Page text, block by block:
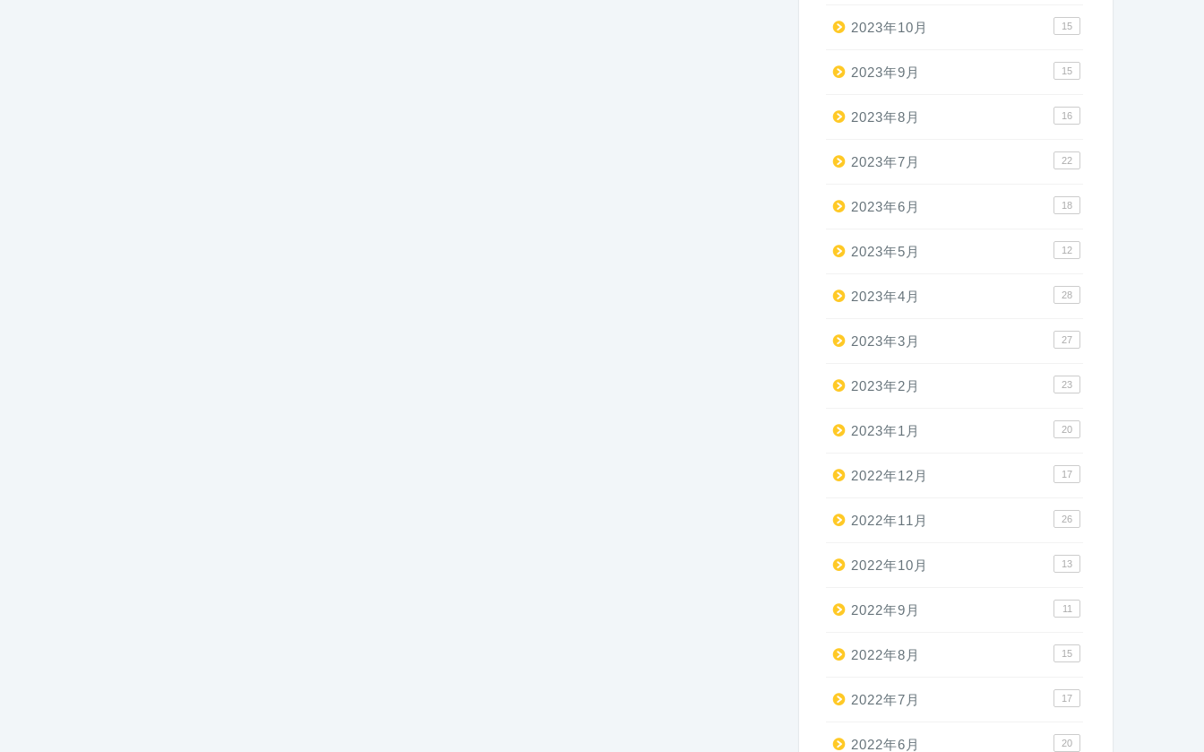
2023年10月 15
2023年9月 15
2023年8月 16
2023年7月 22
2023年6月 18
2023年5月 12
2023年4月 28
2023年3月 27
2023年2月 23
2023年1月 20
2022年12月 17
2022年11月 26
2022年10月 13
2022年9月 11
2022年8月 15
2022年7月 17
2022年6月 20